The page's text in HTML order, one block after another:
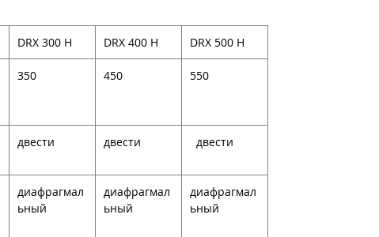
DRX 300 H DRX 400 H DRX 500 H
350 450 550
двести двести двести
диафрагмал
ьный
диафрагмал
ьный
диафрагмал
ьный